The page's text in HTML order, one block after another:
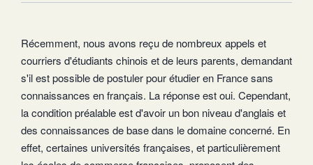
Récemment, nous avons reçu de nombreux appels et
courriers d'étudiants chinois et de leurs parents, demandant
s'il est possible de postuler pour étudier en France sans
connaissances en français. La réponse est oui. Cependant,
la condition préalable est d'avoir un bon niveau d'anglais et
des connaissances de base dans le domaine concerné. En
effet, certaines universités françaises, et particulièrement